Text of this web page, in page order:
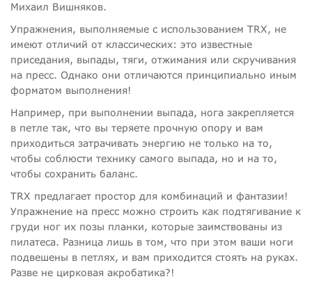
Михаил Вишняков.
Упражнения, выполняемые с использованием TRX, не
имеют отличий от классических: это известные
приседания, выпады, тяги, отжимания или скручивания
на пресс. Однако они отличаются принципиально иным
форматом выполнения!
Например, при выполнении выпада, нога закрепляется
в петле так, что вы теряете прочную опору и вам
приходиться затрачивать энергию не только на то,
чтобы соблюсти технику самого выпада, но и на то,
чтобы сохранить баланс.
TRX предлагает простор для комбинаций и фантазии!
Упражнение на пресс можно строить как подтягивание к
груди ног их позы планки, которые заимствованы из
пилатеса. Разница лишь в том, что при этом ваши ноги
подвешены в петлях, и вам приходится стоять на руках.
Разве не цирковая акробатика?!